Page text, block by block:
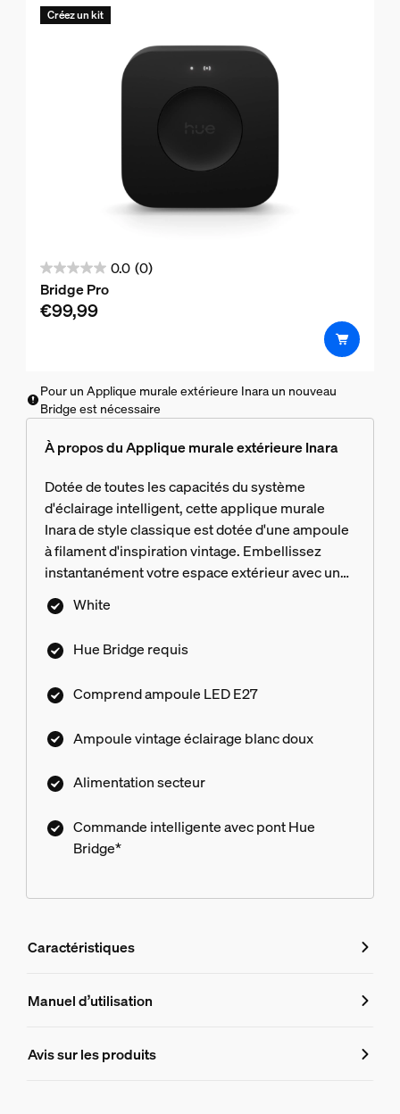
Créez un kit
0.0 (0)
0.0
sur
5
Bridge Pro
€99,99
Pour un Applique murale extérieure Inara un nouveau
Bridge est nécessaire
À propos du Applique murale extérieure Inara
Dotée de toutes les capacités du système
d'éclairage intelligent, cette applique murale
Inara de style classique est dotée d'une ampoule
à filament d'inspiration vintage. Embellissez
instantanément votre espace extérieur avec une
lumière blanche et chaude diffuse, d'intensité
variable.
White
Hue Bridge requis
Comprend ampoule LED E27
Ampoule vintage éclairage blanc doux
Alimentation secteur
Commande intelligente avec pont Hue
Bridge*
Caractéristiques
Caractéristiques
8719514388512
Manuel d’utilisation
Avis sur les produits